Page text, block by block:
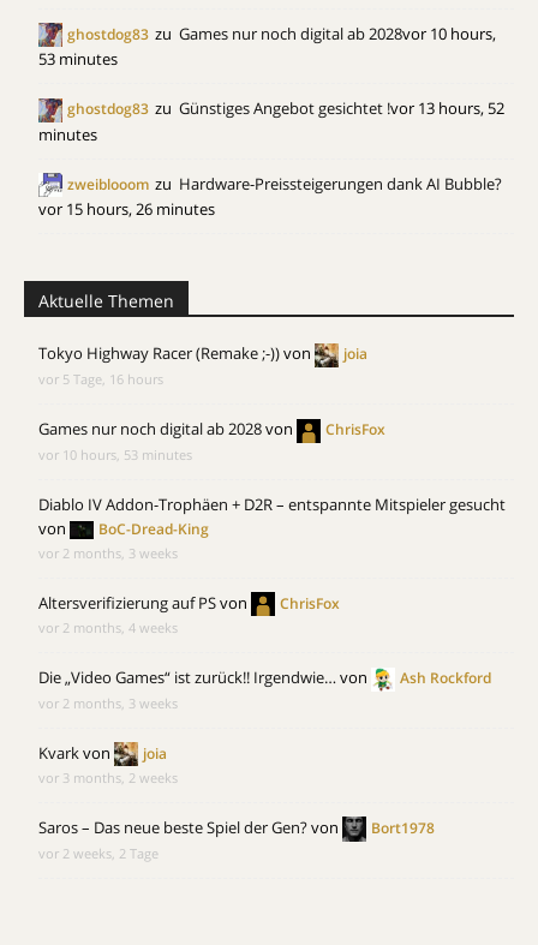
ghostdog83 zu Games nur noch digital ab 2028vor 10 hours,
53 minutes
ghostdog83 zu Günstiges Angebot gesichtet !vor 13 hours, 52
minutes
zweiblooom zu Hardware-Preissteigerungen dank AI Bubble?
vor 15 hours, 26 minutes
Aktuelle Themen
Tokyo Highway Racer (Remake ;-))von joia
vor 5 Tage, 16 hours
Games nur noch digital ab 2028von ChrisFox
vor 10 hours, 53 minutes
Diablo IV Addon-Trophäen + D2R – entspannte Mitspieler gesucht
von
BoC-Dread-King
vor 2 months, 3 weeks
Altersverifizierung auf PSvon ChrisFox
vor 2 months, 4 weeks
Die „Video Games“ ist zurück!! Irgendwie…von Ash Rockford
vor 2 months, 3 weeks
Kvarkvon joia
vor 3 months, 2 weeks
Saros – Das neue beste Spiel der Gen?von Bort1978
vor 2 weeks, 2 Tage